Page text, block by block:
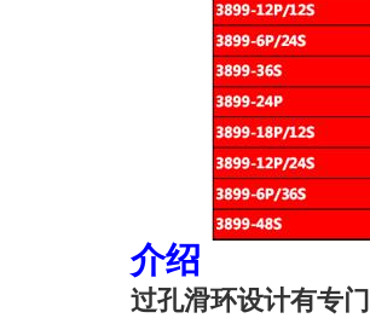
介绍
过孔滑环设计有专